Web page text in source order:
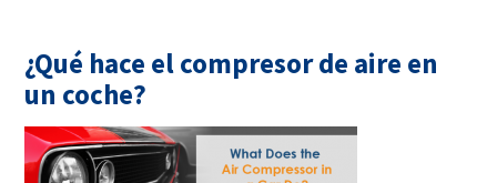
¿Qué hace el compresor de aire en
un coche?